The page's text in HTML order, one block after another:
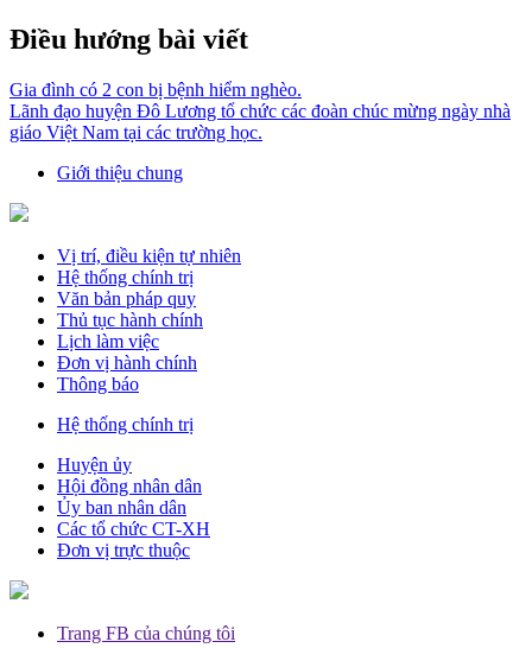
Điều hướng bài viết
Gia đình có 2 con bị bệnh hiểm nghèo.
Lãnh đạo huyện Đô Lương tổ chức các đoàn chúc mừng ngày nhà
giáo Việt Nam tại các trường học.
Giới thiệu chung
Vị trí, điều kiện tự nhiên
Hệ thống chính trị
Văn bản pháp quy
Thủ tục hành chính
Lịch làm việc
Đơn vị hành chính
Thông báo
Hệ thống chính trị
Huyện ủy
Hội đồng nhân dân
Ủy ban nhân dân
Các tổ chức CT-XH
Đơn vị trực thuộc
Trang FB của chúng tôi